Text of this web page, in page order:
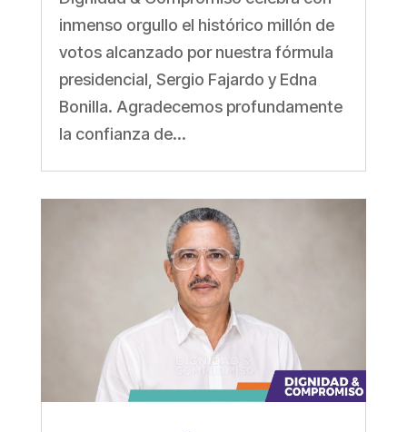
inmenso orgullo el histórico millón de
votos alcanzado por nuestra fórmula
presidencial, Sergio Fajardo y Edna
Bonilla. Agradecemos profundamente
la confianza de...